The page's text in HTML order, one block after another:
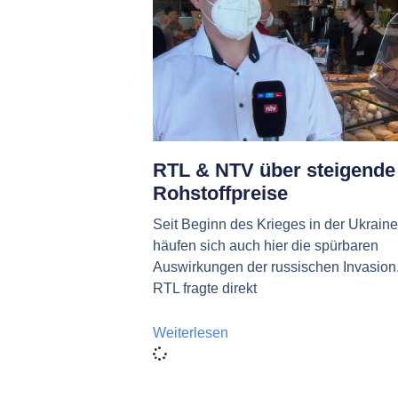
RTL & NTV über steigende
Rohstoffpreise
Seit Beginn des Krieges in der Ukraine
häufen sich auch hier die spürbaren
Auswirkungen der russischen
RTL fragte direkt
Weiterlesen